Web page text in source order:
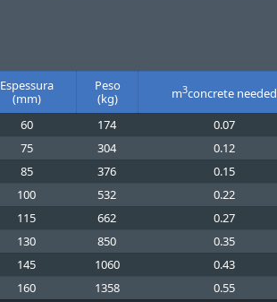
Espessura
(mm)
Peso
(kg)
m3concrete needed
60 174
0.07
75 304
0.12
85 376
0.15
100 532
0.22
115 662
0.27
130 850
0.35
145 1060
0.43
160 1358 0.55